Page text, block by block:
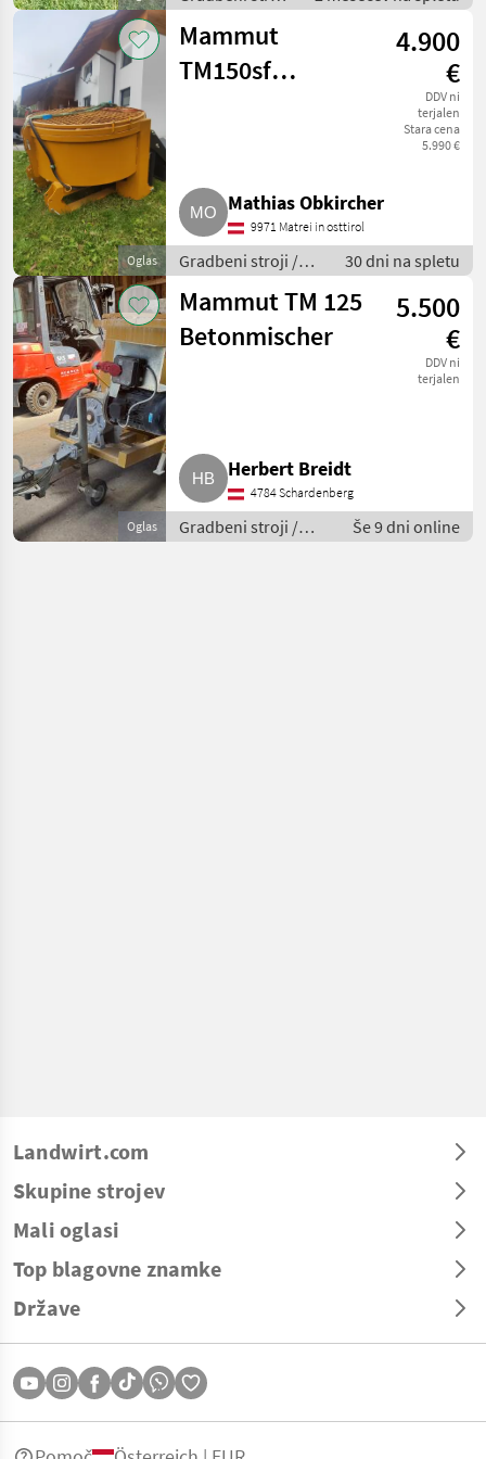
/ Mesalci za
beton
Oglas
Mammut
TM150sf
4.900
€
DDV ni
terjalen
Stara cena
5.990 €
Mathias Obkircher
9971 Matrei in osttirol
Gradbeni stroji /
Mesalci za beton
30 dni na spletu
Oglas
Mammut TM 125
Betonmischer
5.500
€
DDV ni
terjalen
Herbert Breidt
4784 Schardenberg
Gradbeni stroji /
Mesalci za beton
Še 9 dni online
Landwirt.com
Skupine strojev
Mali oglasi
Top blagovne znamke
Države